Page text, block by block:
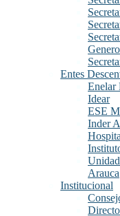
Genero
Entes
Enelar
Idear
ESE
Inder
Arauca
Institucional